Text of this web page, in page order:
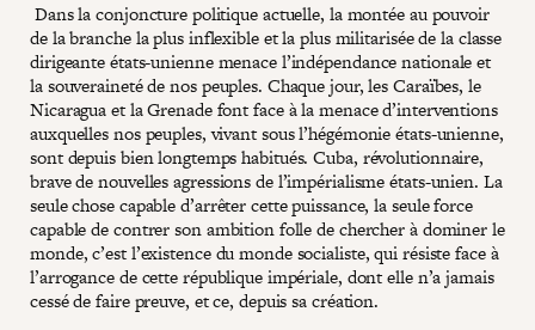
Dans la conjoncture politique actuelle, la montée au pouvoir
de la branche la plus inflexible et la plus militarisée de la classe
dirigeante états-unienne menace l’indépendance nationale et
la souveraineté de nos peuples. Chaque jour, les Caraïbes, le
Nicaragua et la Grenade font face à la menace d’interventions
auxquelles nos peuples, vivant sous l’hégémonie états-unienne,
sont depuis bien longtemps habitués. Cuba, révolutionnaire,
brave de nouvelles agressions de l’impérialisme états-unien. La
seule chose capable d’arrêter cette puissance, la seule force
capable de contrer son ambition folle de chercher à dominer le
monde, c’est l’existence du monde socialiste, qui résiste face à
l’arrogance de cette république impériale, dont elle n’a jamais
cessé de faire preuve, et ce, depuis sa création.